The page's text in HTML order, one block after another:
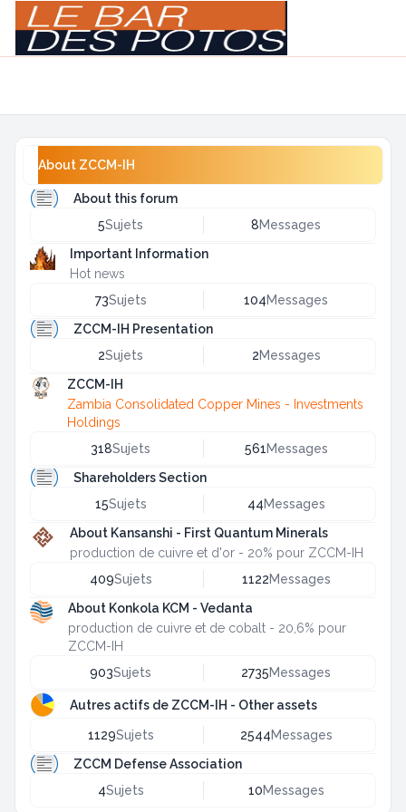
About ZCCM-IH
About this forum
5Sujets 8Messages
Important Information
Hot news
73Sujets 104Messages
ZCCM-IH Presentation
2Sujets 2Messages
ZCCM-IH
Zambia Consolidated Copper Mines - Investments
Holdings
318Sujets 561Messages
Shareholders Section
15Sujets 44Messages
About Kansanshi - First Quantum Minerals
production de cuivre et d'or - 20% pour ZCCM-IH
409Sujets 1122Messages
About Konkola KCM - Vedanta
production de cuivre et de cobalt - 20,6% pour
ZCCM-IH
903Sujets 2735Messages
Autres actifs de ZCCM-IH - Other assets
1129Sujets 2544Messages
ZCCM Defense Association
4Sujets 10Messages